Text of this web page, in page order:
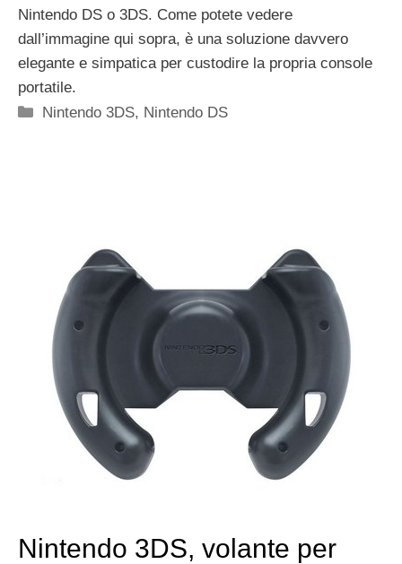
Nintendo DS o 3DS. Come potete vedere
dall’immagine qui sopra, è una soluzione davvero
elegante e simpatica per custodire la propria console
portatile.
Categorie
Nintendo 3DS, Nintendo DS
Nintendo 3DS, volante per